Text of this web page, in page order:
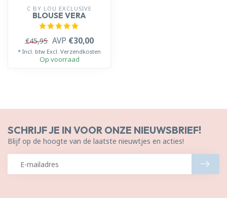
C BY LOU EXCLUSIVE
BLOUSE VERA
€45,95 AVP €30,00
* Incl. btw Excl. Verzendkosten
Op voorraad
SCHRIJF JE IN VOOR ONZE NIEUWSBRIEF!
Blijf op de hoogte van de laatste nieuwtjes en acties!